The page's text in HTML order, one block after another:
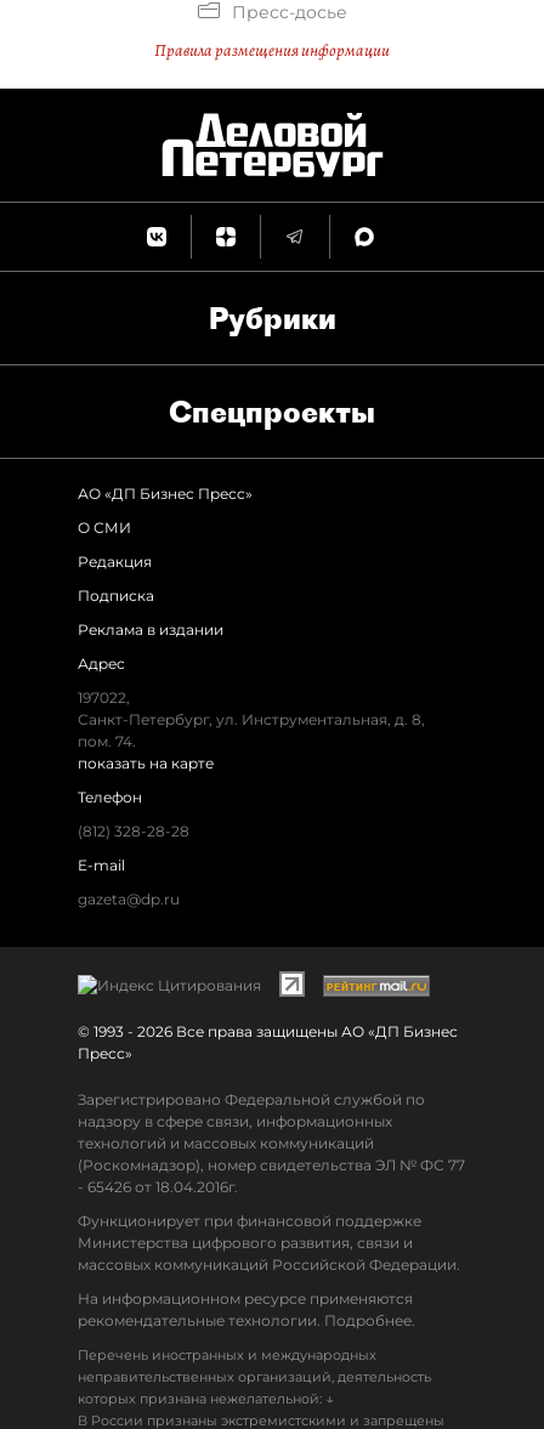
Пресс-досье
Правила размещения информации
Рубрики
Спец­проекты
АО «ДП Бизнес Пресс»
О СМИ
Редакция
Подписка
Реклама в издании
Адрес
197022,
Санкт-Петербург, ул. Инструментальная, д. 8,
пом. 74.
показать на карте
Телефон
(812) 328-28-28
E-mail
gazeta@dp.ru
© 1993 - 2026 Все права защищены АО «ДП Бизнес
Пресс»
Зарегистрировано Федеральной службой по
надзору в сфере связи, информационных
технологий и массовых коммуникаций
(Роскомнадзор), номер свидетельства ЭЛ № ФС 77
- 65426 от 18.04.2016г.
Функционирует при финансовой поддержке
Министерства цифрового развития, связи и
массовых коммуникаций Российской Федерации.
На информационном ресурсе применяются
рекомендательные технологии. Подробнее.
Перечень иностранных и международных
неправительственных организаций, деятельность
которых признана нежелательной: ↓
В России признаны экстремистскими и запрещены